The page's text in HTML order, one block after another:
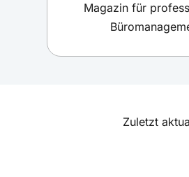
Magazin für
Zuletzt